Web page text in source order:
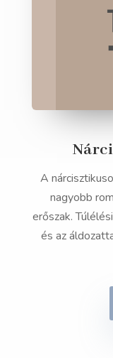
A
nagyobb
erőszak.
és az